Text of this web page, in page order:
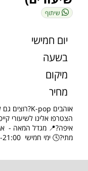
שיתוף
יום חמישי
בשעה
מיקום
מחיר
אוהבים K-pop?רוצים גם לרקוד?
הצטרפו אלינו לשיעורי
איפה?📍 מגדל המאה - אבן גבירול
מתי?🕓 ימי חמישי 20:00-21:00.